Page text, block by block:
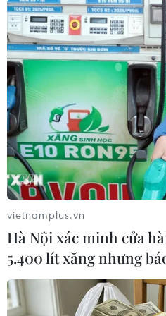
Chống khủng bố cần
diện ở khu vực và
25/01/2016 09:44
vietnamplus.vn
Hà Nội xác minh cửa
5.400 lít xăng nhưng